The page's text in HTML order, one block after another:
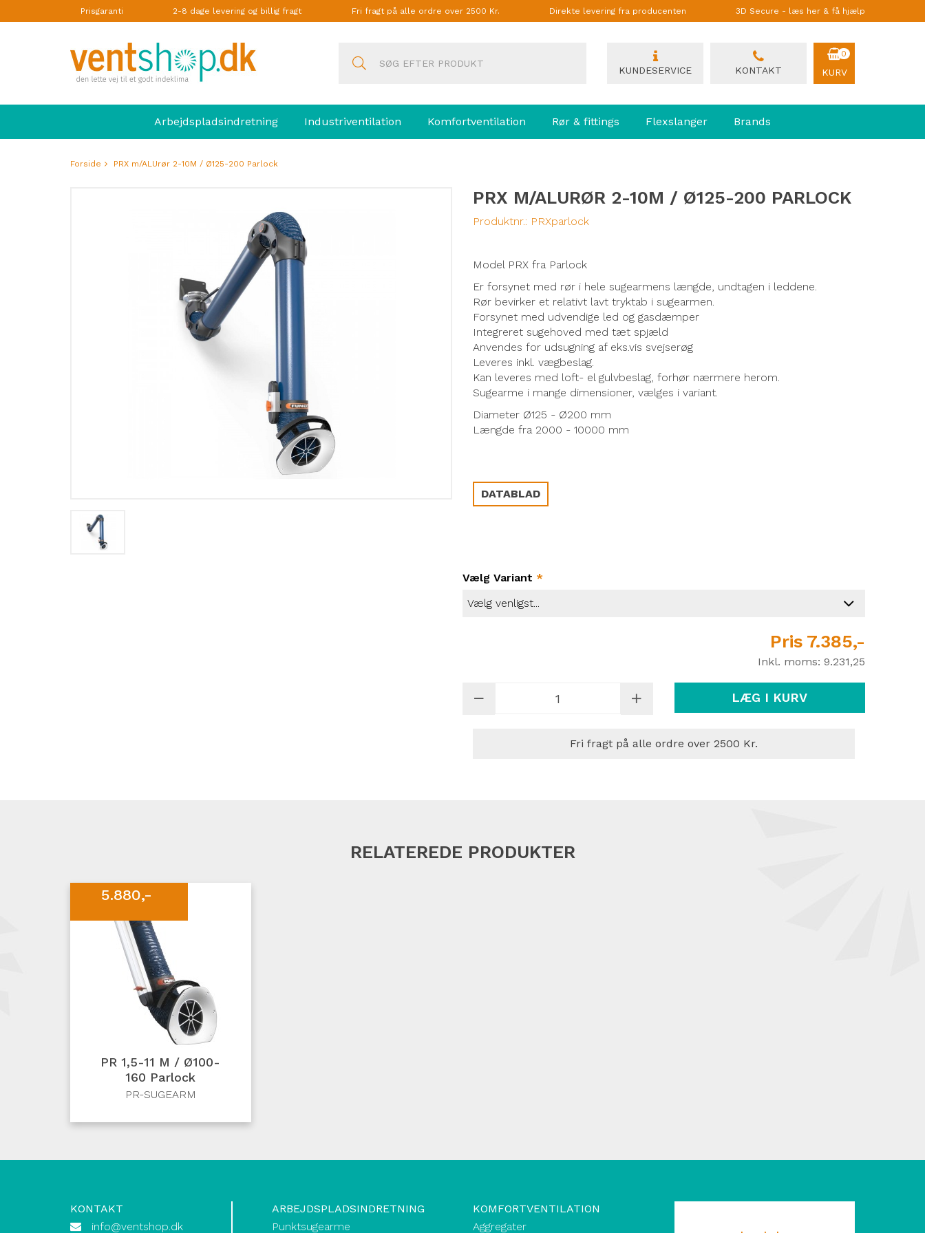
Prisgaranti 2-8 dage levering og billig fragt Fri fragt på alle ordre over 2500 Kr. Direkte levering fra producenten 3D Secure - læs her & få hjælp
KUNDESERVICE KONTAKT
0
KURV
Arbejdspladsindretning Industriventilation Komfortventilation Rør & fittings Flexslanger Brands
Forside PRX m/ALUrør 2-10M / Ø125-200 Parlock
PRX M/ALURØR 2-10M / Ø125-200 PARLOCK
Produktnr.: PRXparlock
Model PRX fra Parlock
Er forsynet med rør i hele sugearmens længde, undtagen i leddene.
Rør bevirker et relativt lavt tryktab i sugearmen.
Forsynet med udvendige led og gasdæmper
Integreret sugehoved med tæt spjæld
Anvendes for udsugning af eks.vis svejserøg
Leveres inkl. vægbeslag.
Kan leveres med loft- el gulvbeslag, forhør nærmere herom.
Sugearme i mange dimensioner, vælges i variant.
Diameter Ø125 - Ø200 mm
Længde fra 2000 - 10000 mm
DATABLAD
Vælg Variant *
Pris 7.385,-
Inkl. moms: 9.231,25
LÆG I KURV
Fri fragt på alle ordre over 2500 Kr.
RELATEREDE PRODUKTER
5.880,-
PR 1,5-11 M / Ø100-
160 Parlock
PR-SUGEARM
KONTAKT
info@ventshop.dk
ARBEJDSPLADSINDRETNING
Punktsugearme
KOMFORTVENTILATION
Aggregater